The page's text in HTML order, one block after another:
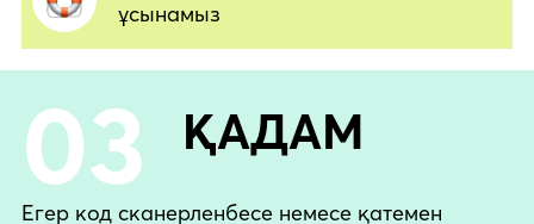
ұсынамыз
03 ҚАДАМ
Егер код сканерленбесе немесе қатемен